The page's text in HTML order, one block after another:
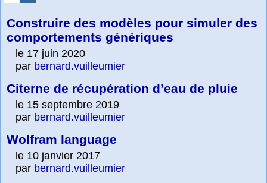
Construire des modèles pour simuler des
comportements génériques
le 17 juin 2020
par bernard.vuilleumier
Citerne de récupération d’eau de pluie
le 15 septembre 2019
par bernard.vuilleumier
Wolfram language
le 10 janvier 2017
par bernard.vuilleumier